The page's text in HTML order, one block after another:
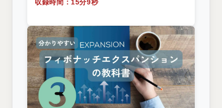
収録時間：15分9秒